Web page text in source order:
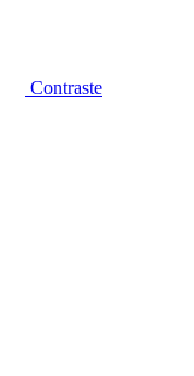
Contraste